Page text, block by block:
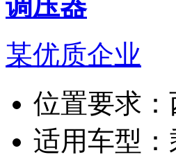
某优质企业
位置要求：
适用车型：